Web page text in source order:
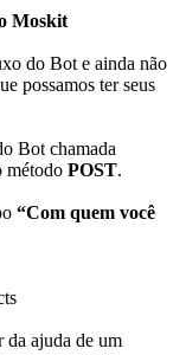
Moskit
do Bot e ainda não
possamos ter seus
Bot chamada
método POST.
“Com quem você
da ajuda de um